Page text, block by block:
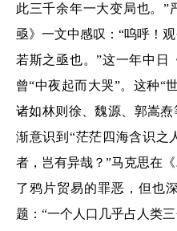
此三千余年一大变局也。”
亟》一文中感叹：“呜呼！
若斯之亟也。”这一年中日
曾“中夜起而大哭”。这种“
诸如林则徐、魏源、郭嵩
渐意识到“茫茫四海含识之
者，岂有异哉？”马克思在
了鸦片贸易的罪恶，但也
题：“一个人口几乎占人类